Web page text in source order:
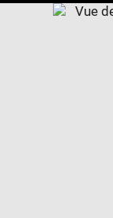
Download
Next
Previous